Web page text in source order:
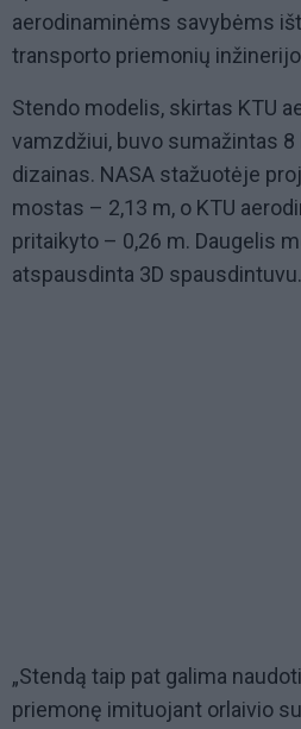
aerodinaminėms savybėms
transporto priemonių
Stendo modelis, skirtas KTU
vamzdžiui, buvo sumažintas
dizainas. NASA stažuotėje
mostas – 2,13 m, o KTU
pritaikyto – 0,26 m. Daugelis
atspausdinta 3D spausdintuvu.
„Stendą taip pat galima
priemonę imituojant orlaivio